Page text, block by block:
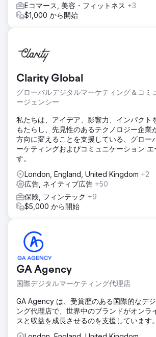
Eコマース, 美容・フィットネス +3
$1,000 から開始
Clarity Global
グローバルデジタルマーケティング＆コミ
ージェンシー
私たちは、アイデア、影響力、インパクト
もたらし、先見性のあるテクノロジー企業
方向に変えることを支援している、グロー
ーケティングおよびコミュニケーション
す。
London, England, United Kingdom +2
広告, ネイティブ広告 +50
保険, フィンテック +9
$5,000 から開始
GA Agency
国際デジタルマーケティング代理店
GA Agency は、受賞歴のある国際的なデ
ング代理店で、世界中のブランドがオンラ
スと収益を成長させるのを支援しています。